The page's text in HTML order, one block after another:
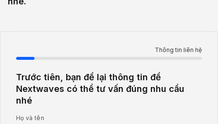
Thông tin liên hệ
Trước tiên, bạn để lại thông tin để
Nextwaves có thể tư vấn đúng nhu cầu
nhé
Họ và tên